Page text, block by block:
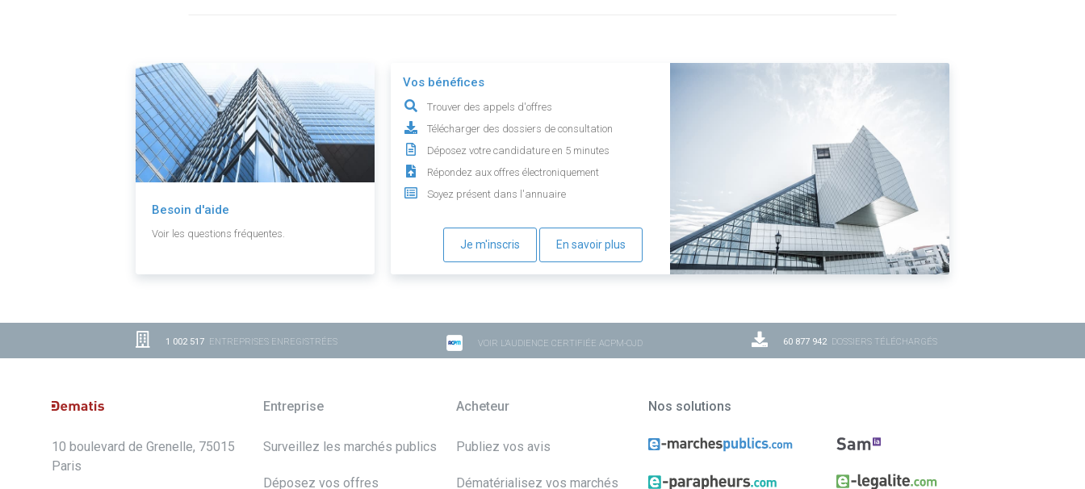
Besoin d'aide
Voir les questions fréquentes.
Vos bénéfices
Trouver des appels d'offres
Télécharger des dossiers de consultation
Déposez votre candidature en 5 minutes
Répondez aux offres électroniquement
Soyez présent dans l'annuaire
Je m'inscris En savoir plus
1 002 517 ENTREPRISES ENREGISTRÉES VOIR L'AUDIENCE CERTIFIÉE ACPM-OJD 60 877 942DOSSIERS TÉLÉCHARGÉS
10 boulevard de Grenelle, 75015
Paris
Entreprise
Surveillez les marchés publics
Déposez vos offres
Acheteur
Publiez vos avis
Dématérialisez vos marchés
Nos solutions